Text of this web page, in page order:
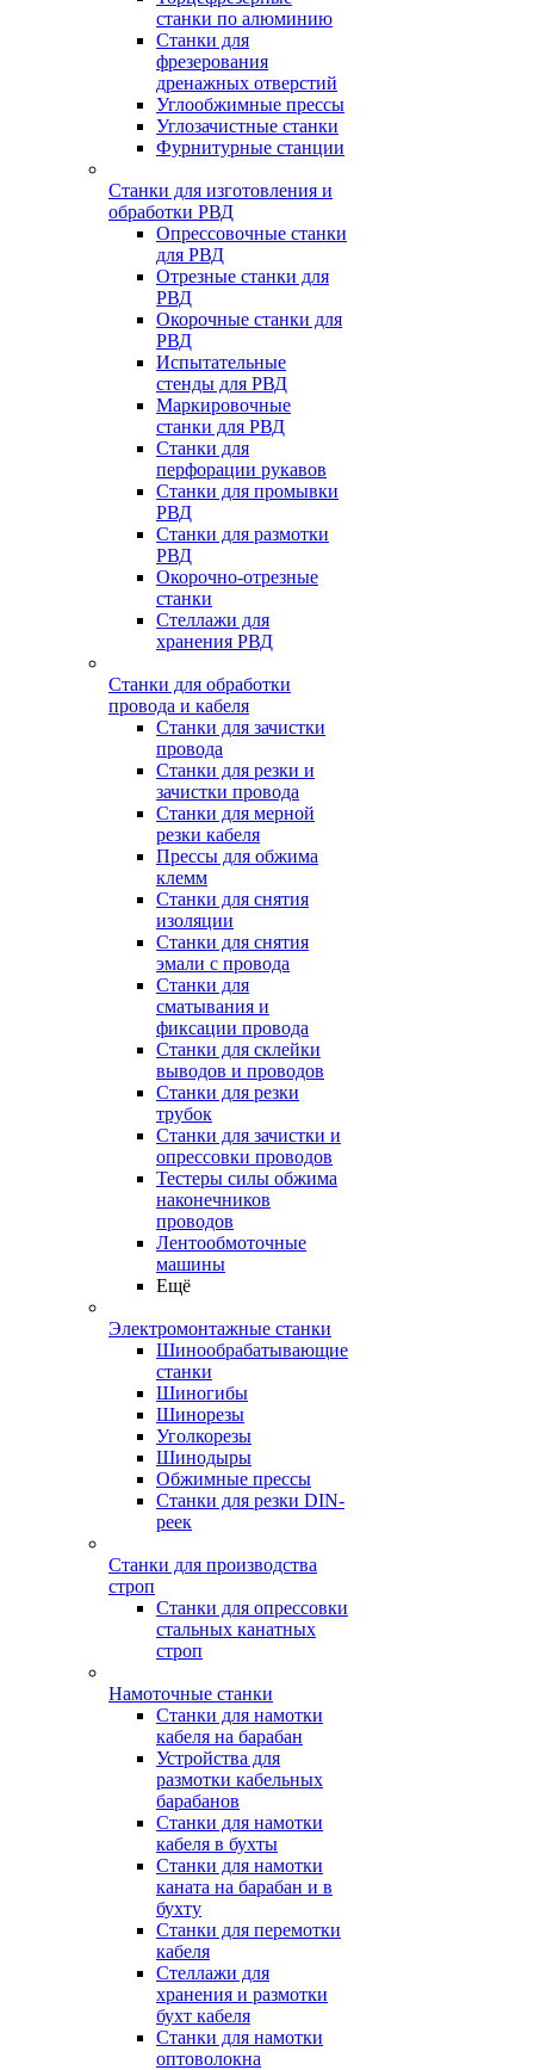
станки по алюминию
Станки для
фрезерования
дренажных отверстий
Углообжимные прессы
Углозачистные станки
Фурнитурные станции
Станки для изготовления и
обработки РВД
Опрессовочные станки
для РВД
Отрезные станки для
РВД
Окорочные станки для
РВД
Испытательные
стенды для РВД
Маркировочные
станки для РВД
Станки для
перфорации рукавов
Станки для промывки
РВД
Станки для размотки
РВД
Окорочно-отрезные
станки
Стеллажи для
хранения РВД
Станки для обработки
провода и кабеля
Станки для зачистки
провода
Станки для резки и
зачистки провода
Станки для мерной
резки кабеля
Прессы для обжима
клемм
Станки для снятия
изоляции
Станки для снятия
эмали с провода
Станки для
сматывания и
фиксации провода
Станки для склейки
выводов и проводов
Станки для резки
трубок
Станки для зачистки и
опрессовки проводов
Тестеры силы обжима
наконечников
проводов
Лентообмоточные
машины
Ещё
Электромонтажные станки
Шинообрабатывающие
станки
Шиногибы
Шинорезы
Уголкорезы
Шинодыры
Обжимные прессы
Станки для резки DIN-
реек
Станки для производства
строп
Станки для опрессовки
стальных канатных
строп
Намоточные станки
Станки для намотки
кабеля на барабан
Устройства для
размотки кабельных
барабанов
Станки для намотки
кабеля в бухты
Станки для намотки
каната на барабан и в
бухту
Станки для перемотки
кабеля
Стеллажи для
хранения и размотки
бухт кабеля
Станки для намотки
оптоволокна